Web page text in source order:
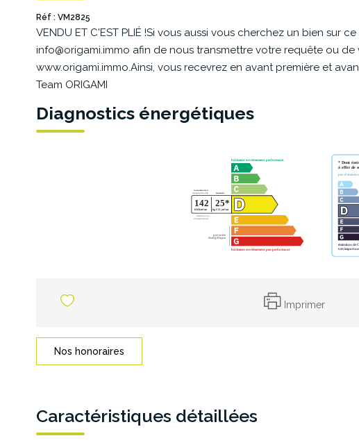
Réf : VM2825
VENDU ET C'EST PLIÉ !Si vous aussi vous cherchez un bien sur
info@origami.immo afin de nous transmettre votre requête ou de
www.origami.immo.Ainsi, vous recevrez en avant première et
Team ORIGAMI
Diagnostics énergétiques
Imprimer
Nos honoraires
Caractéristiques détaillées